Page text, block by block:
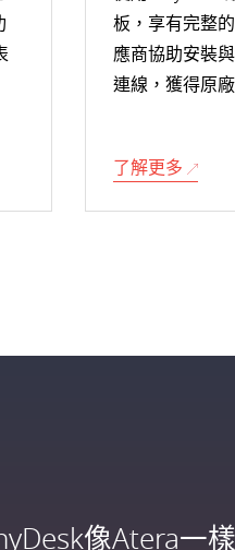
板，享有完整
應商協助安裝
連線，獲得原
了解更多
像Atera一